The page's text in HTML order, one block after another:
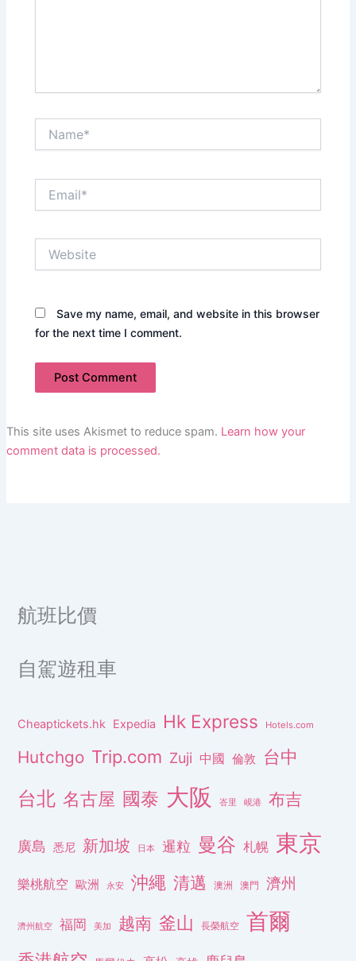
Save my name, email, and website in this browser
for the next time I comment.
This site uses Akismet to reduce spam. Learn how your
comment data is processed.
航班比價
自駕遊租車
Cheaptickets.hk Expedia Hk Express Hotels.com
Hutchgo Trip.com Zuji 中國 倫敦 台中
台北 名古屋 國泰 大阪 峇里 峴港 布吉
廣島 悉尼 新加坡 日本 暹粒 曼谷 札幌 東京
樂桃航空 歐洲 永安 沖繩 清邁 澳洲 澳門 濟州
濟州航空 福岡 美加 越南 釜山 長榮航空 首爾